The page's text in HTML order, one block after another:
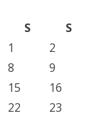
S
S
1
2
8
9
15
16
22
23